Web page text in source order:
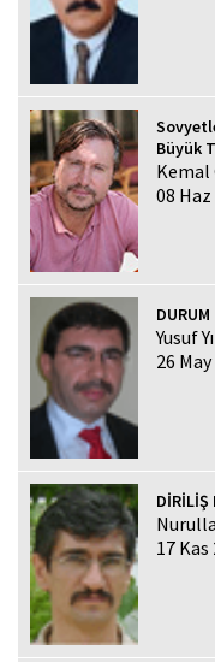
Büyük
Kemal
08 Haz
DURUM
Yusuf
26
DİRİLİŞ
17 Kas